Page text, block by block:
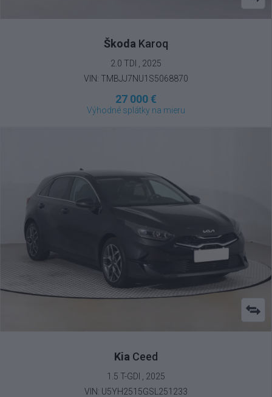
Škoda Karoq
2.0 TDI , 2025
VIN: TMBJJ7NU1S5068870
27 000 €
Výhodné splátky na mieru
Kia Ceed
1.5 T-GDI , 2025
VIN: U5YH2515GSL251233